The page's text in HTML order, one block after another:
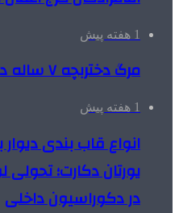
1 هفته پیش
مرگ دختربچه ۷ ساله در پارک اسلامشهر
1 هفته پیش
انواع قاب بندی
یورتان دکارت؛
در دکوراسیون داخلی